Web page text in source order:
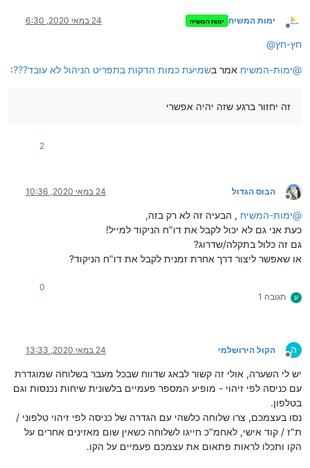
מנותק
ימות המשיח ימות המשיח 24 במאי 2020, 6:30
@חץ-חץ
@ימות-המשיח אמר בשמיעת כמות הדקות בתפריט הניהול לא עובד???:
זה יחזור ברגע שזה יהיה אפשרי
2
מנותק
הבוס הגדול 24 במאי 2020, 10:36
@ימות-המשיח , הבעיה זה לא רק בזה,
כעת אני גם לא יכול לקבל את דו"ח הניקוד למייל!
גם זה כלול בתקלה/שדרוג?
או שאפשר ליצור דרך אחרת זמנית לקבל את דו"ח הניקוד?
ע תגובה 1
0
ה
מנותק
הקול הירושלמי 24 במאי 2020, 13:33
יש לי השערה, אולי זה קשור לבאג שדווח שבכל מעבר בשלוחה שמוגדרת
עם כניסה לפי זיהוי - מופיע המספר פעמיים בלשונית שיחות נכנסות וגם
בטלפון.
נסו בעצמכם, צרו שלוחה כלשהי עם הגדרה של כניסה לפי זיהוי טלפוני /
ת"ז / קוד אישי, לאחמ"כ חייגו לשלוחה כשאין שום מאזינים אחרים על
הקו ותכלו לראות פתאום את עצמכם פעמיים על הקו.